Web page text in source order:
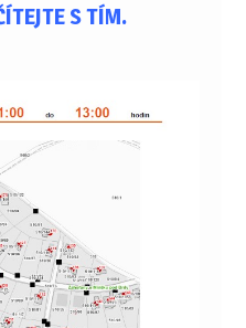
S TÍM.